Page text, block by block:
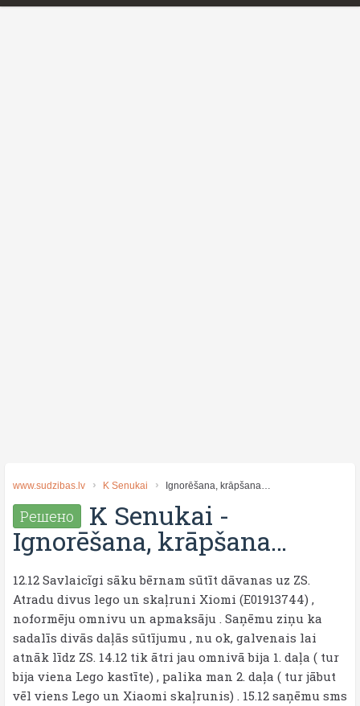
www.sudzibas.lv K Senukai Ignorēšana, krāpšana…
Решено K Senukai -
Ignorēšana, krāpšana…
12.12 Savlaicĩgi sāku bērnam sūtīt dāvanas uz ZS.
Atradu divus lego un skaļruni Xiomi (E01913744) ,
noformēju omnivu un apmaksāju . Saņēmu ziņu ka
sadalīs divās daļās sūtījumu , nu ok, galvenais lai
atnāk līdz ZS. 14.12 tik ātri jau omnivā bija 1. daļa ( tur
bija viena Lego kastīte) , palika man 2. daļa ( tur jābut
vēl viens Lego un Xiaomi skaļrunis) . 15.12 saņēmu sms